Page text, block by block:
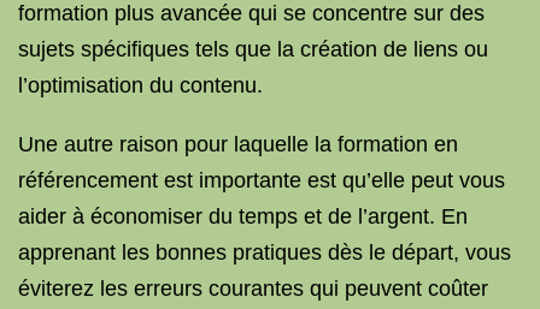
formation plus avancée qui se concentre sur des
sujets spécifiques tels que la création de liens ou
l’optimisation du contenu.
Une autre raison pour laquelle la formation en
référencement est importante est qu’elle peut vous
aider à économiser du temps et de l’argent. En
apprenant les bonnes pratiques dès le départ, vous
éviterez les erreurs courantes qui peuvent coûter